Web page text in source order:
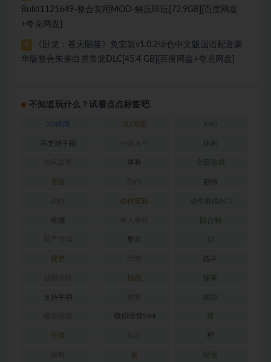
Build1121649-整合实用MOD-解压即玩[72.9GB][百度网盘
+夸克网盘]
8
《卧龙：苍天陨落》免安装v1.0.2绿色中文版国语配音豪
华版整合朱雀白虎青龙DLC[45.4 GB][百度网盘+夸克网盘]
不知道玩什么？试着点点标签吧
2D画面 3D画面 RPG
不支持手柄 休闲
体验 全部游戏
冒险 剧情
动作冒险 动作游戏ACT
动漫 回合制
射击 幻
建造 战斗
挑战 探索
支持手柄 模拟
模拟经营SIM 球
生存 程
索 经营